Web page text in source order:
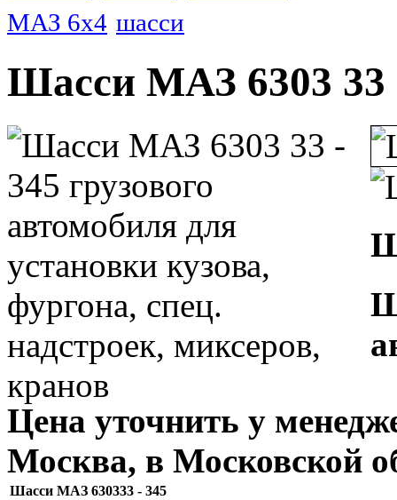
МАЗ 6х4 шасси
Шасси МАЗ 6303 33
Цена уточнить у
Москва, в Московской
Шасси МАЗ 630333 - 345